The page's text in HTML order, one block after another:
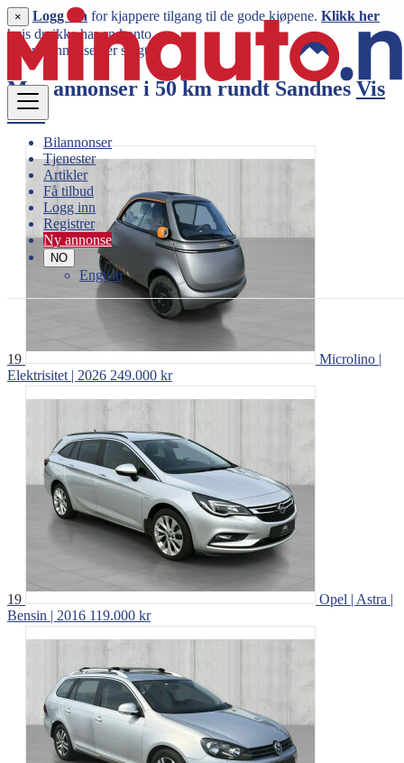
Bilannonser
Tjenester
Artikler
Få tilbud
Logg inn
Registrer
Ny annonse
NO
English
× Logg inn for kjappere tilgang til de gode kjøpene. Klikk her
hvis du ikke har en konto.
Denne annonsen er solgt
Mer annonser i 50 km rundtSandnes Vis
mer
19
Microlino |
Elektrisitet | 2026 249.000 kr
19
Opel | Astra |
Bensin | 2016 119.000 kr